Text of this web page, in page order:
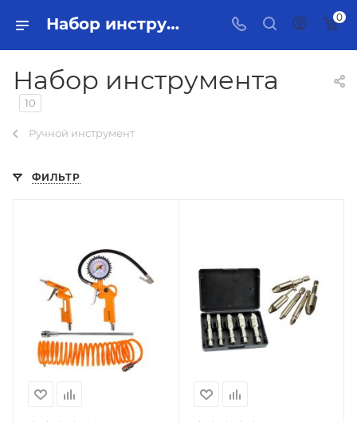
Набор инструмента Тольятти - купить в интернет-магазине, каталог с ценами и характеристиками 0
Набор инструмента
10
Ручной инструмент
ФИЛЬТР